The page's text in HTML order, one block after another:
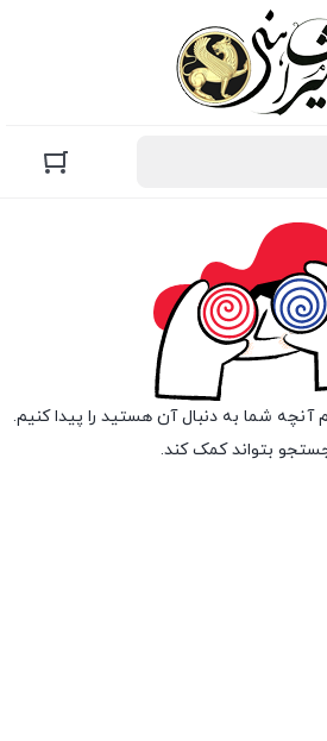
آنچه شما به دنبال آن هستید را پیدا کنیم.
بتواند کمک کند.